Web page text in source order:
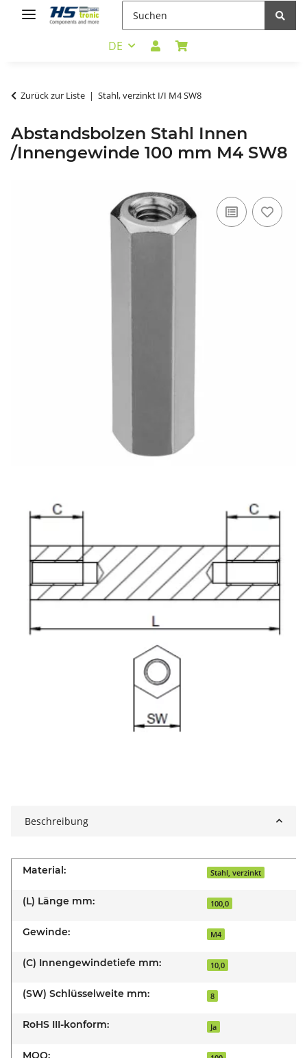
DE
Zurück zur Liste Stahl, verzinkt I/I M4 SW8
Abstandsbolzen Stahl Innen
/Innengewinde 100 mm M4 SW8
Beschreibung
Material: Stahl, verzinkt
(L) Länge mm: 100,0
Gewinde: M4
(C) Innengewindetiefe mm: 10,0
(SW) Schlüsselweite mm: 8
RoHS III-konform: Ja
MOQ: